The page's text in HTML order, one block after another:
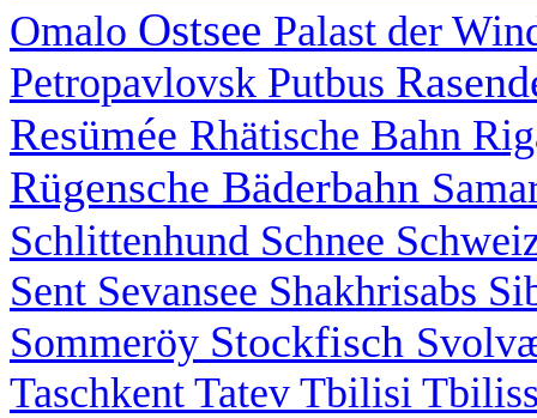
Omalo Ostsee Palast der
Petropavlovsk Putbus
Resümée Rhätische Bahn
Rügensche Bäderbahn
Schlittenhund Schnee
Sent Sevansee Shakhrisabs
Sommeröy Stockfisch
Taschkent Tatev Tbilisi